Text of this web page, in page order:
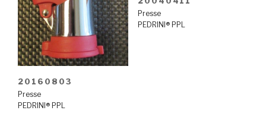
20160803
Presse
PEDRINI® PPL
Presse
PEDRINI® PPL